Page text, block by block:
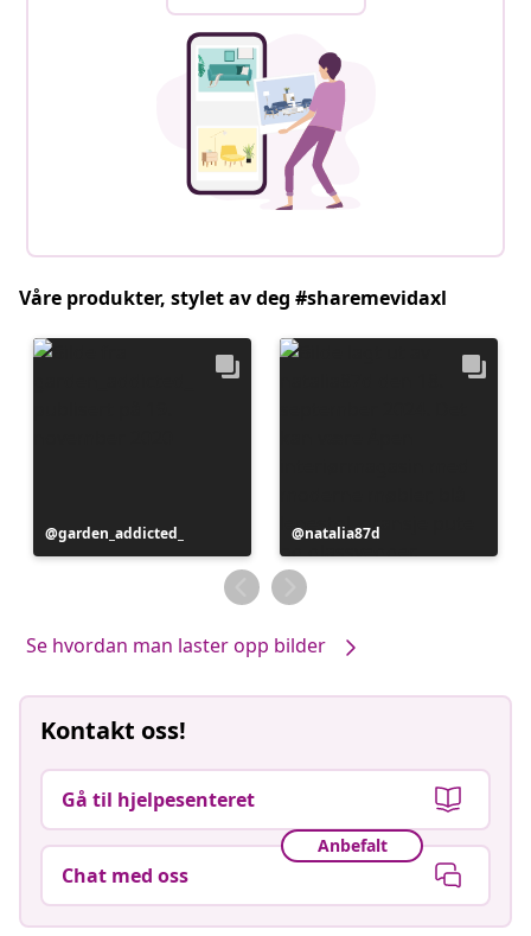
Våre produkter, stylet av deg #sharemevidaxl
Innlegg
publisert
garden_addicted_
Innlegg
publisert
av
natalia87d
Se hvordan man laster opp bilder
Kontakt oss!
Gå til hjelpesenteret
Anbefalt
Chat med oss